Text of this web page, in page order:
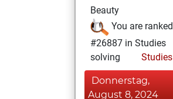
Beauty
You are ranked
#26887 in Studies
solving
Studies
Donnerstag,
August 8, 2024